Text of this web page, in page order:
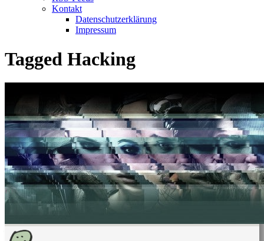
Kontakt
Datenschutzerklärung
Impressum
Tagged Hacking